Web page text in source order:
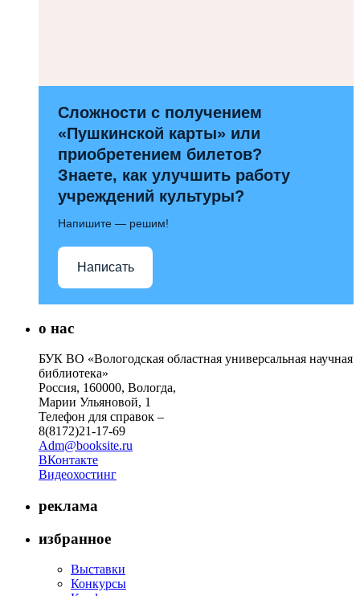
Сложности с получением
«Пушкинской карты» или
приобретением билетов?
Знаете, как улучшить работу
учреждений культуры?
Напишите — решим!
Написать
о нас
БУК ВО «Вологодская областная универсальная научная
библиотека»
Россия, 160000, Вологда,
Марии Ульяновой, 1
Телефон для справок –
8(8172)21-17-69
Adm@booksite.ru
ВКонтакте
Видеохостинг
реклама
избранное
Выставки
Конкурсы